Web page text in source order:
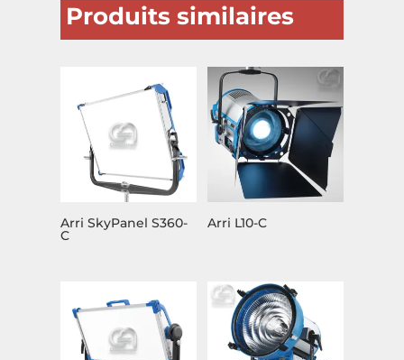
Produits similaires
Arri SkyPanel S360-
C
Arri L10-C